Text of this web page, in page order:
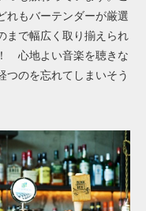
れもバーテンダーが厳選
まで幅広く取り揃えられ
心地よい音楽を聴きな
つのを忘れてしまいそう